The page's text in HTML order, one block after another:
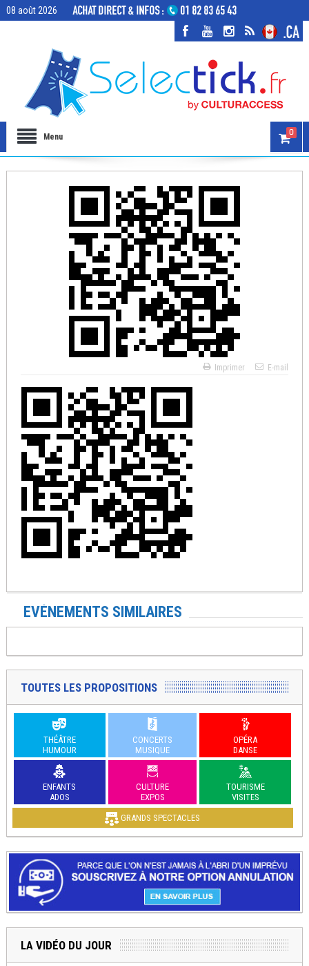
08 août 2026
Menu 0
Imprimer E-mail
EVÉNEMENTS SIMILAIRES
TOUTES LES PROPOSITIONS
THÉÂTRE
HUMOUR
CONCERTS
MUSIQUE
OPÉRA
DANSE
ENFANTS
ADOS
CULTURE
EXPOS
TOURISME
VISITES
GRANDS SPECTACLES
LA VIDÉO DU JOUR